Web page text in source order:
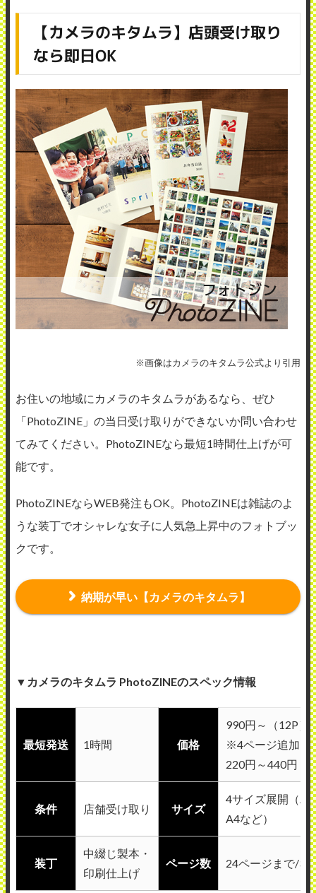
【カメラのキタムラ】店頭受け取り
なら即日OK
※画像はカメラのキタムラ公式より引用
お住いの地域にカメラのキタムラがあるなら、ぜひ
「PhotoZINE」の当日受け取りができないか問い合わせ
てみてください。PhotoZINEなら最短1時間仕上げが可
能です。
PhotoZINEならWEB発注もOK。PhotoZINEは雑誌のよ
うな装丁でオシャレな女子に人気急上昇中のフォトブッ
クです。
納期が早い【カメラのキタムラ】
▼カメラのキタムラ PhotoZINEのスペック情報
最短発送 1時間 価格
990円～（12P）
※4ページ追加ご
220円～440円
条件 店舗受け取り サイズ
4サイズ展開（
A4など）
装丁
中綴じ製本・
印刷仕上げ
ページ数 24ページまで/36